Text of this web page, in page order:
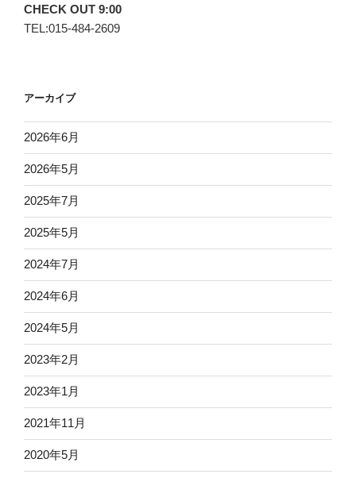
CHECK OUT 9:00
TEL:015-484-2609
アーカイブ
2026年6月
2026年5月
2025年7月
2025年5月
2024年7月
2024年6月
2024年5月
2023年2月
2023年1月
2021年11月
2020年5月